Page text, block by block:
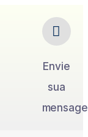
Envie
sua